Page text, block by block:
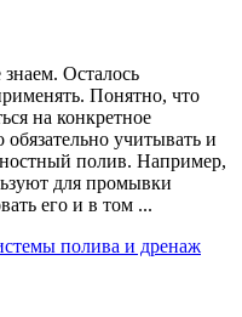
Осталось
Понятно, что
на конкретное
учитывать и
полив. Например,
для промывки
его и в том ...
полива и дренаж